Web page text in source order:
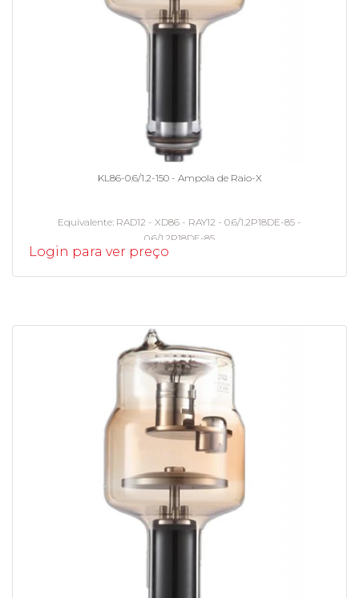
KL86-0.6/1.2-150 - Ampola de Raio-X
Equivalente RAD12 - XD86 - RAY12 - 0.6/1.2P18DE-85 -
0.6/1.2P18DE-85
Login para ver preço